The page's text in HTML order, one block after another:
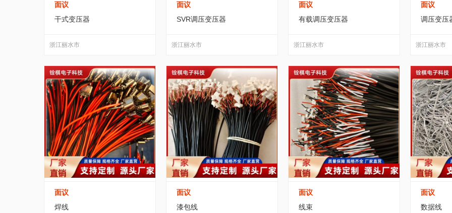
面议
干式变压器
浙江丽水市
面议
SVR调压变压器
浙江丽水市
面议
有载调压变压器
浙江丽水市
面议
调压变压
浙江丽水市
面议
焊线
面议
漆包线
面议
线束
面议
数据线